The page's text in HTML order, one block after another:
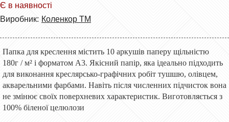
Є в наявності
Виробник: Коленкор ТМ
Папка для креслення містить 10 аркушів паперу щільністю
180г / м² і форматом А3. Якісний папір, яка ідеально підходить
для виконання креслярсько-графічних робіт тушшю, олівцем,
акварельними фарбами. Навіть після численних підчисток вона
не змінює своїх поверхневих характеристик. Виготовляється з
100% біленої целюлози